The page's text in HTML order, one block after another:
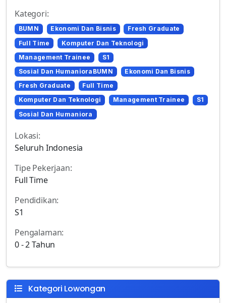
Kategori:
BUMN Ekonomi Dan Bisnis
Fresh Graduate
Full Time
Komputer Dan Teknologi
Management Trainee
S1
Sosial Dan HumanioraBUMN
Ekonomi Dan Bisnis
Fresh Graduate
Full Time
Komputer Dan Teknologi
Management Trainee
S1
Sosial Dan Humaniora
Lokasi:
Seluruh Indonesia
Tipe Pekerjaan:
Full Time
Pendidikan:
S1
Pengalaman:
0 - 2 Tahun
Kategori Lowongan